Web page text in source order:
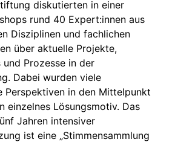
diskutierten in einer
rund 40 Expert:innen aus
Disziplinen und fachlichen
über aktuelle Projekte,
Prozesse in der
Dabei wurden viele
Perspektiven in den Mittelpunkt
einzelnes Lösungsmotiv. Das
Jahren intensiver
ist eine „Stimmensammlung